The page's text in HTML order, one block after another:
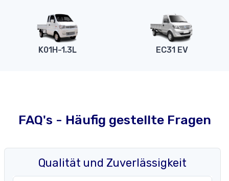
K01H-1.3L EC31 EV
FAQ's - Häufig gestellte Fragen
Qualität und Zuverlässigkeit